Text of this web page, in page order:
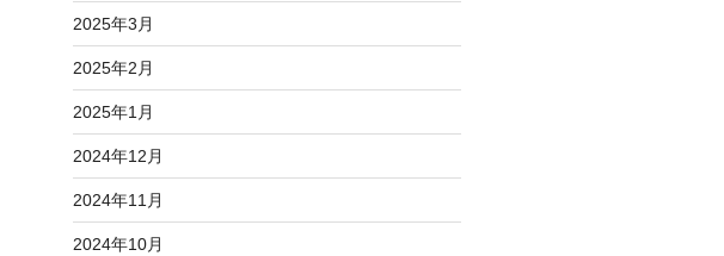
2025年3月
2025年2月
2025年1月
2024年12月
2024年11月
2024年10月